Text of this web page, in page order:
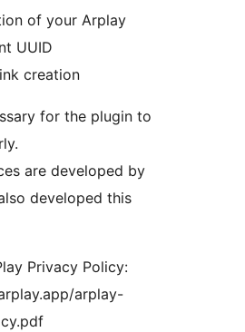
of your Arplay
UUID
creation
for the plugin to
are developed by
developed this
Privacy Policy:
arplay-